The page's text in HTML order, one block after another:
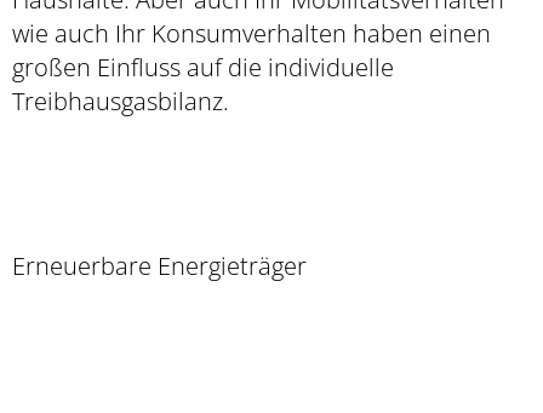
wie auch Ihr Konsumverhalten haben einen
großen Einfluss auf die individuelle
Treibhausgasbilanz.
Erneuerbare Energieträger